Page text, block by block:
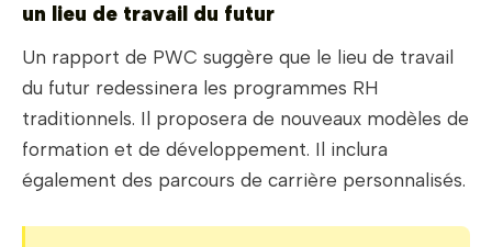
un lieu de travail du futur
Un rapport de PWC suggère que le lieu de travail
du futur redessinera les programmes RH
traditionnels. Il proposera de nouveaux modèles de
formation et de développement. Il inclura
également des parcours de carrière personnalisés.